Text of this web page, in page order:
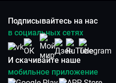
Подписывайтесь на нас
в социальных сетях
И скачивайте наше
мобильное приложение